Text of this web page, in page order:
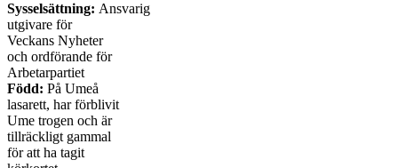
Sysselsättning: Ansvarig
utgivare för
Veckans Nyheter
och ordförande för
Arbetarpartiet
Född: På Umeå
lasarett, har förblivit
Ume trogen och är
tillräckligt gammal
för att ha tagit